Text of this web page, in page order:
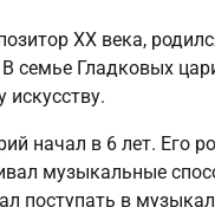
XX века,
семье Гладковых
искусству.
начал в 6 лет.
музыкальные
поступать в